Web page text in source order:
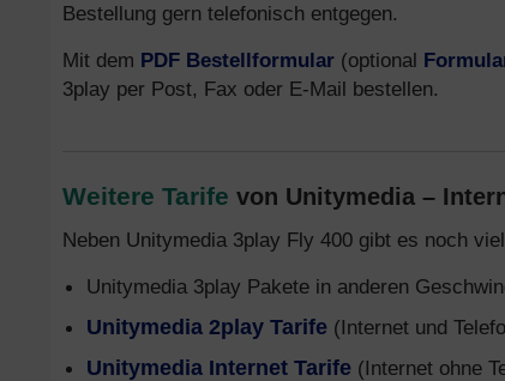
Bestellung gern telefonisch entgegen.
Mit dem PDF Bestellformular (optional
3play per Post, Fax oder E-Mail bestellen.
Weitere Tarife von Unitymedia –
Neben Unitymedia 3play Fly 400 gibt es noch
Unitymedia 3play Pakete in anderen
Unitymedia 2play Tarife (Internet und
Unitymedia Internet Tarife (Internet ohne